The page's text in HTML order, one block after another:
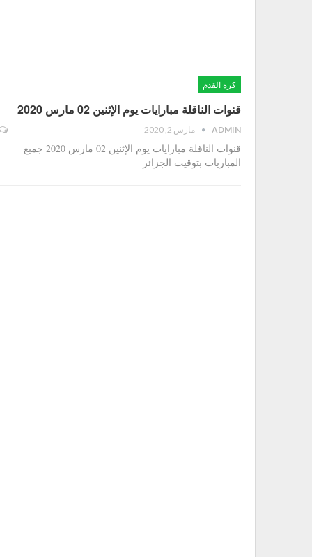
كرة القدم
قنوات الناقلة مبارايات يوم الإثنين 02 مارس 2020
ADMIN مارس 2, 2020
قنوات الناقلة مبارايات يوم الإثنين 02 مارس 2020 جميع
المباريات بتوقيت الجزائر